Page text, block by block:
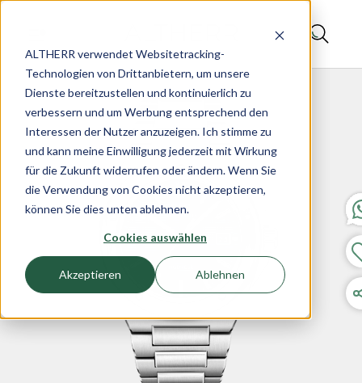
ALTHERR verwendet Websitetracking-
Technologien von Drittanbietern, um unsere
Dienste bereitzustellen und kontinuierlich zu
verbessern und um Werbung entsprechend den
Interessen der Nutzer anzuzeigen. Ich stimme zu
und kann meine Einwilligung jederzeit mit Wirkung
für die Zukunft widerrufen oder ändern. Wenn Sie
die Verwendung von Cookies nicht akzeptieren,
können Sie dies unten ablehnen.
Cookies auswählen
Akzeptieren Ablehnen